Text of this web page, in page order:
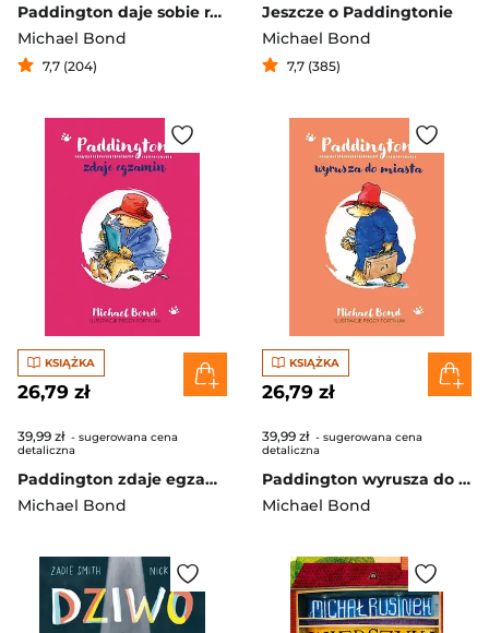
Paddington daje sobie radę
Michael Bond
7,7 (204)
Jeszcze o Paddingtonie
Michael Bond
7,7 (385)
KSIĄŻKA
26,79 zł
39,99 zł - sugerowana cena
detaliczna
Paddington zdaje egzamin 2023
Michael Bond
KSIĄŻKA
26,79 zł
39,99 zł - sugerowana cena
detaliczna
Paddington wyrusza do miasta [wznowienie 2022]
Michael Bond